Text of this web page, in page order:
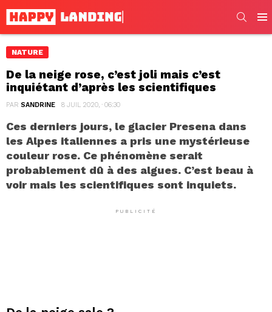
NATURE
De la neige rose, c’est joli mais c’est
inquiétant d’après les scientifiques
PAR SANDRINE 8 JUIL 2020, · 06:30
Ces derniers jours, le glacier Presena dans
les Alpes italiennes a pris une mystérieuse
couleur rose. Ce phénomène serait
probablement dû à des algues. C’est beau à
voir mais les scientifiques sont inquiets.
PUBLICITÉ